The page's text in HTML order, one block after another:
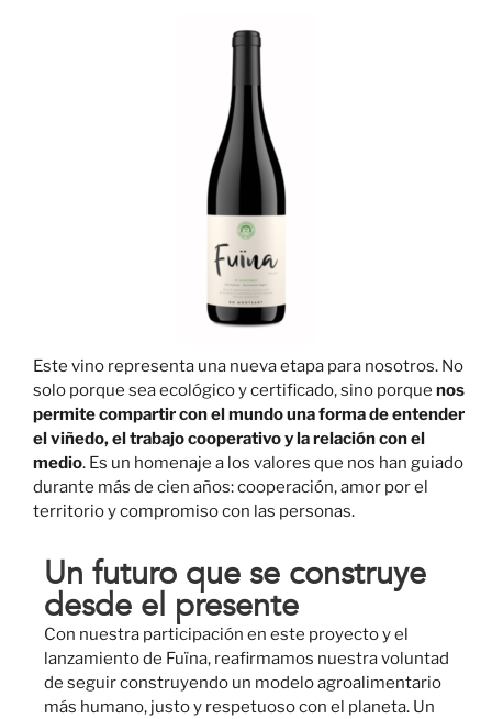
Este vino representa una nueva etapa para nosotros. No
solo porque sea ecológico y certificado, sino porque nos
permite compartir con el mundo una forma de entender
el viñedo, el trabajo cooperativo y la relación con el
medio. Es un homenaje a los valores que nos han guiado
durante más de cien años: cooperación, amor por el
territorio y compromiso con las personas.
Un futuro que se construye
desde el presente
Con nuestra participación en este proyecto y el
lanzamiento de Fuïna, reafirmamos nuestra voluntad
de seguir construyendo un modelo agroalimentario
más humano, justo y respetuoso con el planeta. Un